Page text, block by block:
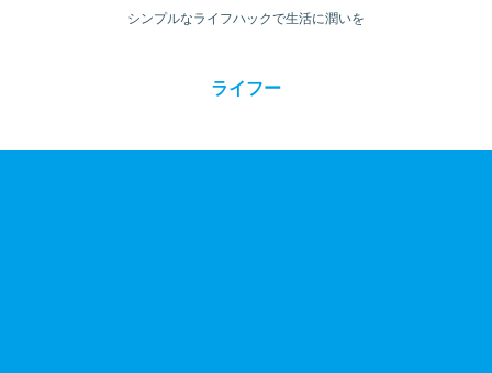
シンプルなライフハックで生活に潤いを
ライフー